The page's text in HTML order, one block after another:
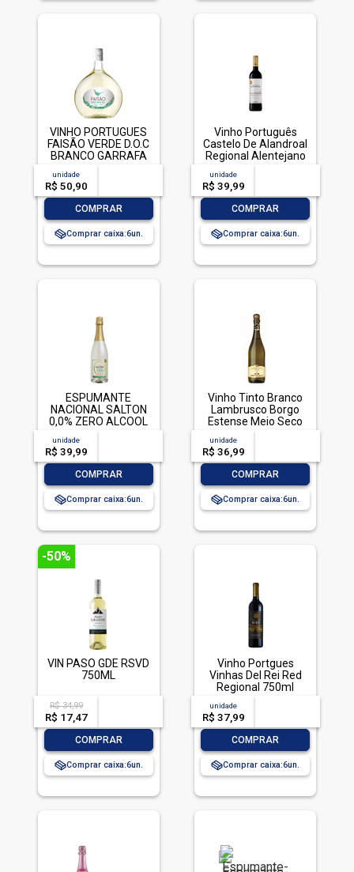
VINHO PORTUGUES
FAISÃO VERDE D.O.C
BRANCO GARRAFA
750ML
unidade
R$ 50,90
COMPRAR
Comprar caixa:6
Vinho Português
Castelo De Alandroal
Regional Alentejano
Tinto 750ml
unidade
R$ 39,99
COMPRAR
Comprar caixa:6
ESPUMANTE
NACIONAL SALTON
0,0% ZERO ALCOOL
BRANCO GARRAFA
unidade
R$ 39,99
COMPRAR
Comprar caixa:6
Vinho Tinto Branco
Lambrusco Borgo
Estense Meio Seco
750ml
unidade
R$ 36,99
COMPRAR
Comprar caixa:6
-50%
VIN PASO GDE RSVD
750ML
R$ 34,99
R$ 17,47
COMPRAR
Comprar caixa:6
Vinho Portgues
Vinhas Del Rei Red
Regional 750ml
unidade
R$ 37,99
COMPRAR
Comprar caixa:6